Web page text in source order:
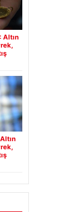
Altın